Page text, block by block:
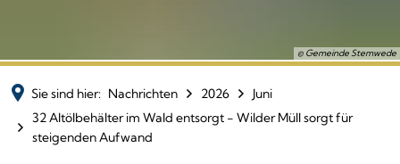
© Gemeinde Stemwede
Sie sind hier: Nachrichten 2026
Juni
32 Altölbehälter im Wald entsorgt - Wilder Müll sorgt für
steigenden Aufwand